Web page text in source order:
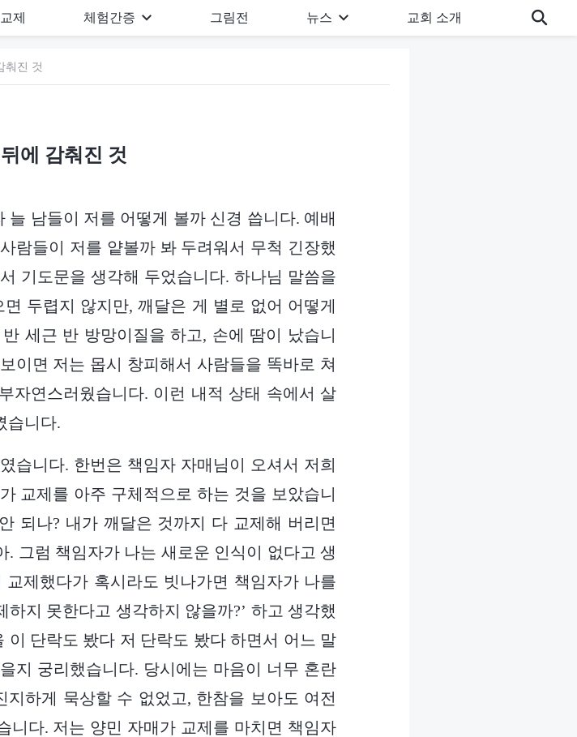
제 체험간증 그림전 뉴스 교회 소개
춰진 것
에 감춰진 것
남들이 저를 어떻게 볼까 신경 씁니다. 예배
람들이 저를 얕볼까 봐 두려워서 무척 긴장했
기도문을 생각해 두었습니다. 하나님 말씀을
두렵지 않지만, 깨달은 게 별로 없어 어떻게
세근 반 방망이질을 하고, 손에 땀이 났습니
이면 저는 몹시 창피해서 사람들을 똑바로 쳐
자연스러웠습니다. 이런 내적 상태 속에서 살
습니다.
습니다. 한번은 책임자 자매님이 오셔서 저희
교제를 아주 구체적으로 하는 것을 보았습니
되나? 내가 깨달은 것까지 다 교제해 버리면
그럼 책임자가 나는 새로운 인식이 없다고 생
제했다가 혹시라도 빗나가면 책임자가 나를
지 못한다고 생각하지 않을까?’ 하고 생각했
이 단락도 봤다 저 단락도 봤다 하면서 어느 말
지 궁리했습니다. 당시에는 마음이 너무 혼란
하게 묵상할 수 없었고, 한참을 보아도 여전
니다. 저는 양민 자매가 교제를 마치면 책임자